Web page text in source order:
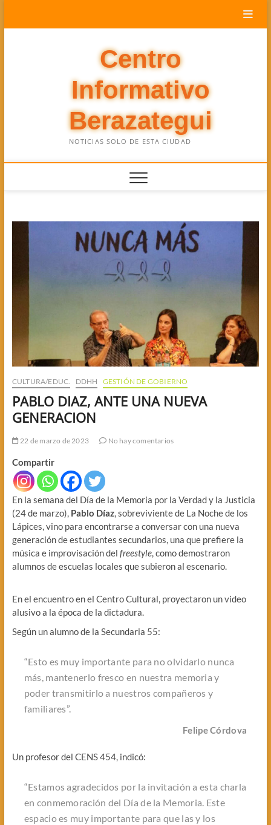
Centro
Informativo
Berazategui
NOTICIAS SOLO DE ESTA CIUDAD
CULTURA/EDUC. DDHH GESTIÓN DE GOBIERNO
PABLO DIAZ, ANTE UNA NUEVA
GENERACION
22 de marzo de 2023 No hay comentarios
Compartir
En la semana del Día de la Memoria por la Verdad y la Justicia
(24 de marzo), Pablo Díaz, sobreviviente de La Noche de los
Lápices, vino para encontrarse a conversar con una nueva
generación de estudiantes secundarios, una que prefiere la
música e improvisación del freestyle, como demostraron
alumnos de escuelas locales que subieron al escenario.
En el encuentro en el Centro Cultural, proyectaron un video
alusivo a la época de la dictadura.
Según un alumno de la Secundaria 55:
“Esto es muy importante para no olvidarlo nunca
más, mantenerlo fresco en nuestra memoria y
poder transmitirlo a nuestros compañeros y
familiares”.
Felipe Córdova
Un profesor del CENS 454, indicó:
“Estamos agradecidos por la invitación a esta charla
en conmemoración del Día de la Memoria. Este
espacio es muy importante para que las y los